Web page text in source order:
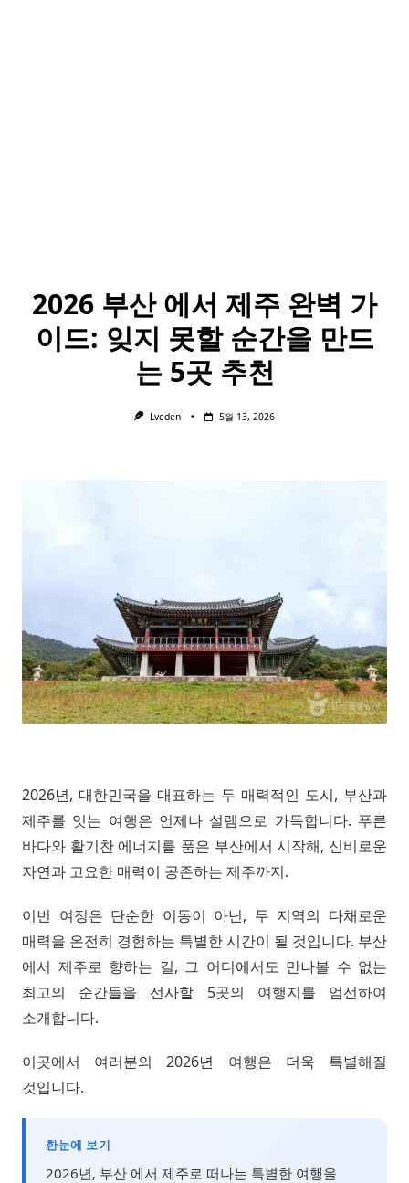
2026 부산 에서 제주 완벽 가
이드: 잊지 못할 순간을 만드
는 5곳 추천
Lveden 5월 13, 2026
2026년, 대한민국을 대표하는 두 매력적인 도시, 부산과
제주를 잇는 여행은 언제나 설렘으로 가득합니다. 푸른
바다와 활기찬 에너지를 품은 부산에서 시작해, 신비로운
자연과 고요한 매력이 공존하는 제주까지.
이번 여정은 단순한 이동이 아닌, 두 지역의 다채로운
매력을 온전히 경험하는 특별한 시간이 될 것입니다. 부산
에서 제주로 향하는 길, 그 어디에서도 만나볼 수 없는
최고의 순간들을 선사할 5곳의 여행지를 엄선하여
소개합니다.
이곳에서 여러분의 2026년 여행은 더욱 특별해질
것입니다.
한눈에 보기
2026년, 부산 에서 제주로 떠나는 특별한 여행을